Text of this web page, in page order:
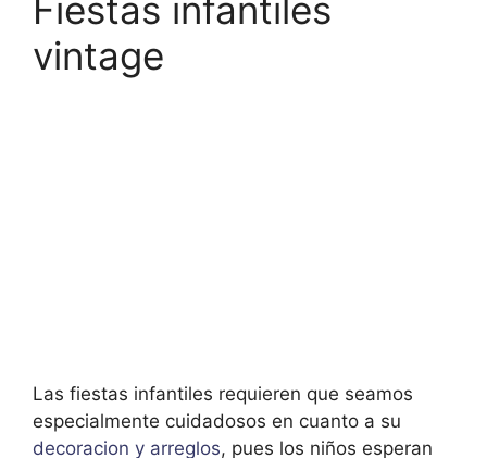
Fiestas infantiles
vintage
Las fiestas infantiles requieren que seamos
especialmente cuidadosos en cuanto a su
decoracion y arreglos, pues los niños esperan